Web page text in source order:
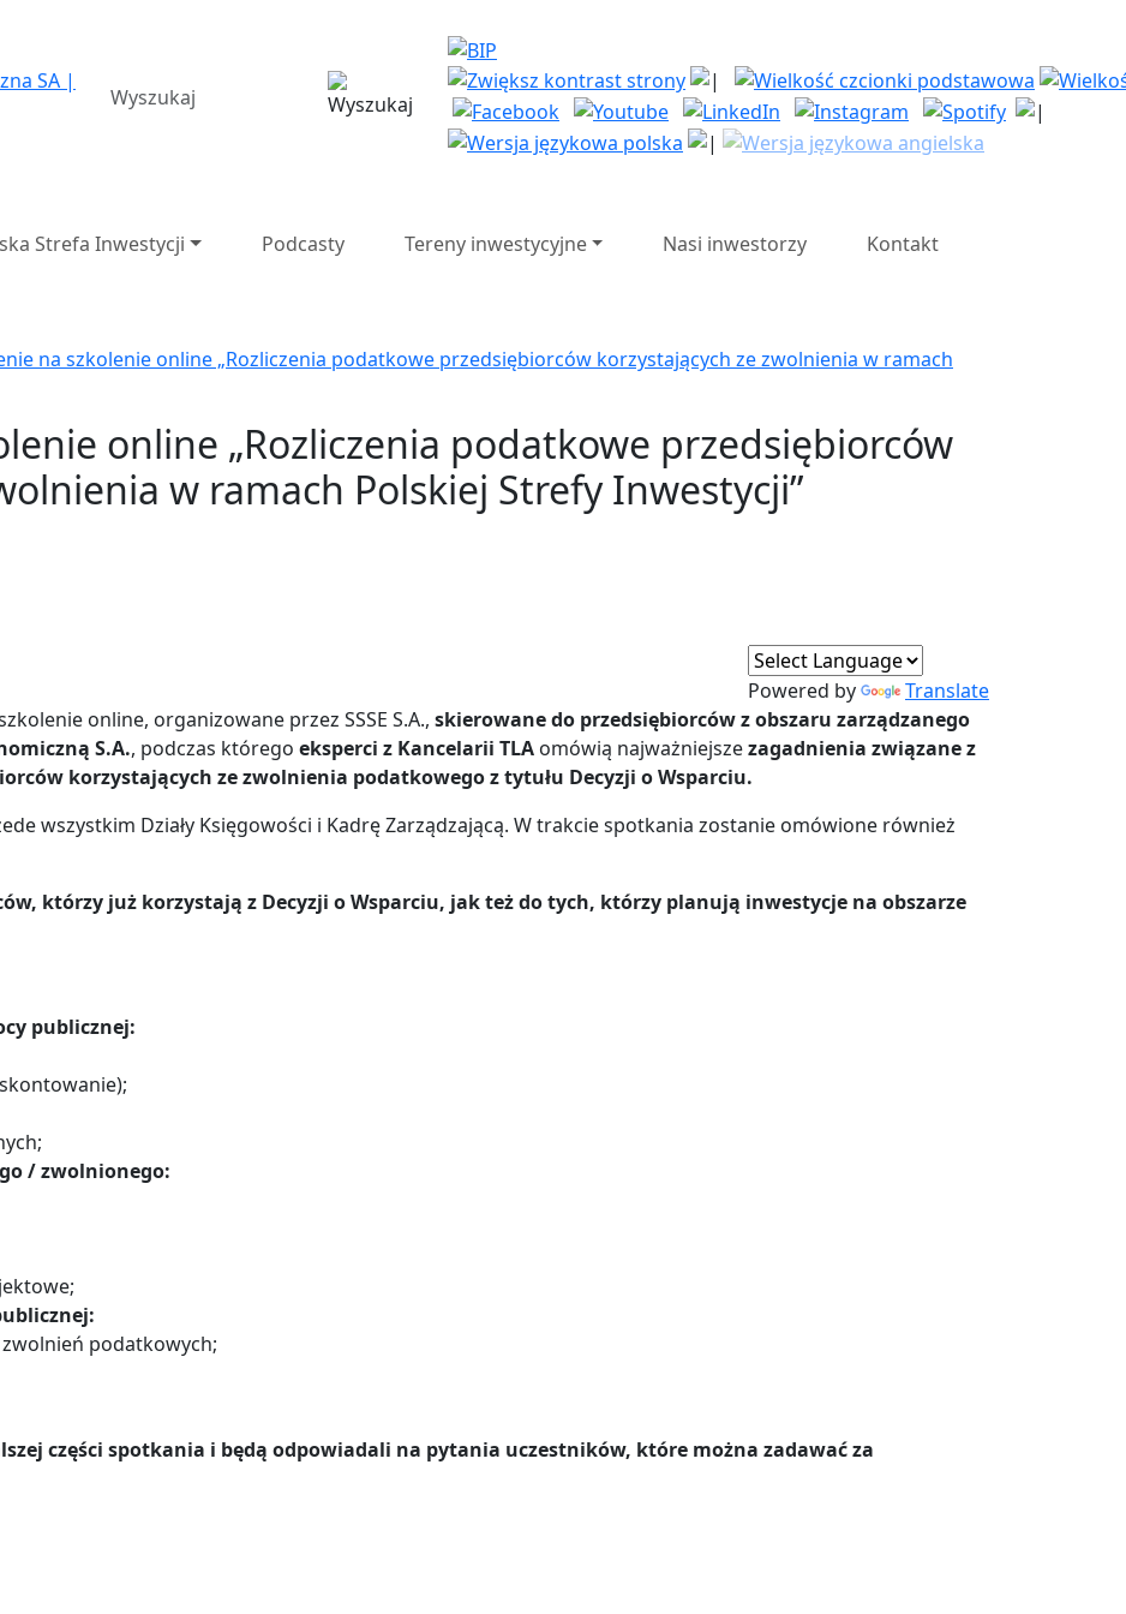
Strefa Ekonomiczna SA | Polska Strefa
wyszukiwarka
Strefa Inwestycji Podcasty Tereny inwestycyjne Nasi inwestorzy Kontakt
na szkolenie online „Rozliczenia podatkowe przedsiębiorców korzystających ze zwolnienia w ramach
online „Rozliczenia podatkowe przedsiębiorców
w ramach Polskiej Strefy Inwestycji”
Powered by
Translate
online, organizowane przez SSSE S.A., skierowane do przedsiębiorców z obszaru zarządzanego
S.A., podczas którego eksperci z Kancelarii TLA omówią najważniejszezagadnienia związane z
korzystających ze zwolnienia podatkowego z tytułu Decyzji o Wsparciu.
wszystkim Działy Księgowości i Kadrę Zarządzającą. W trakcie spotkania zostanie omówione również
którzy już korzystają z Decyzji o Wsparciu, jak też do tych, którzy planują inwestycje na obszarze
publicznej:
/ zwolnionego:
podatkowych;
części spotkania i będą odpowiadali na pytania uczestników, które można zadawać za